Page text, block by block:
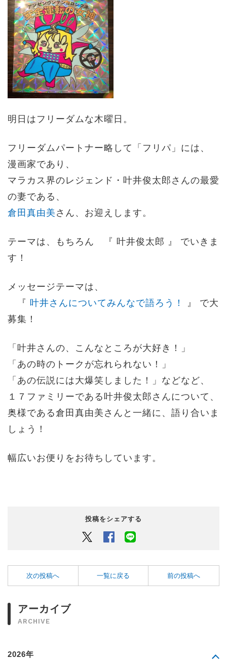
明日はフリーダムな木曜日。
フリーダムパートナー略して「フリパ」には、
漫画家であり、
マラカス界のレジェンド・叶井俊太郎さんの最愛
の妻である、
倉田真由美 さん、お迎えします。
テーマは、もちろん 『 叶井俊太郎 』 でいきま
す！
メッセージテーマは、
『 叶井さんについてみんなで語ろう！
』 で大
募集！
「叶井さんの、こんなところが大好き！」
「あの時のトークが忘れられない！」
「あの伝説には大爆笑しました！」などなど、
１７ファミリーである叶井俊太郎さんについて、
奥様である倉田真由美さんと一緒に、語り合いま
しょう！
幅広いお便りをお待ちしています。
投稿をシェアする
Twitter Facebook
次の投稿へ 一覧に戻る 前の投稿へ
アーカイブ
ARCHIVE
2026年